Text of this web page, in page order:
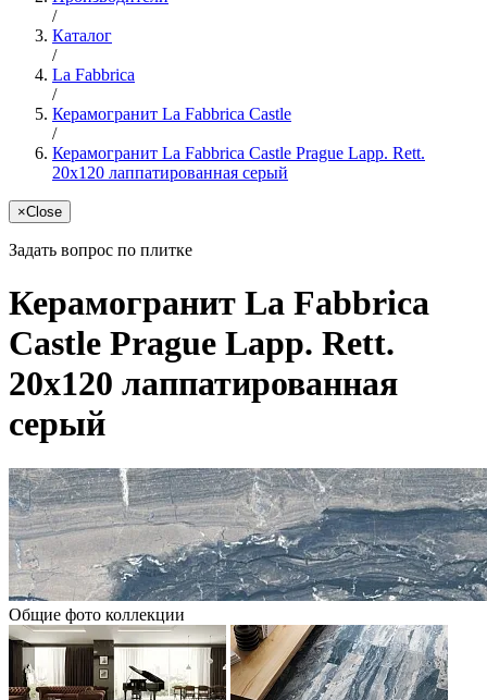
/
Каталог
/
La Fabbrica
/
Керамогранит La Fabbrica Castle
/
Керамогранит La Fabbrica Castle Prague Lapp. Rett.
20x120 лаппатированная серый
×Close
Задать вопрос по плитке
Керамогранит La Fabbrica
Castle Prague Lapp. Rett.
20x120 лаппатированная
серый
Общие фото коллекции